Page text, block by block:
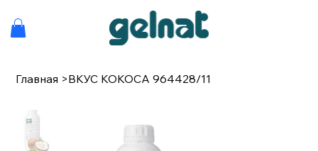
Главная >ВКУС КОКОСА 964428/11